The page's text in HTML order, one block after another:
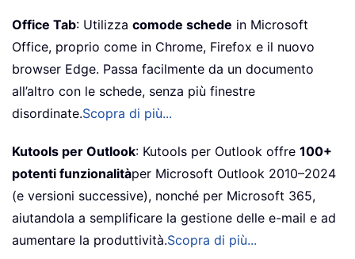
Office Tab: Utilizza comode schede in Microsoft
Office, proprio come in Chrome, Firefox e il nuovo
browser Edge. Passa facilmente da un documento
all’altro con le schede, senza più finestre
disordinate.Scopra di più...
Kutools per Outlook: Kutools per Outlook offre 100+
potenti funzionalitàper Microsoft Outlook 2010–2024
(e versioni successive), nonché per Microsoft 365,
aiutandola a semplificare la gestione delle e-mail e ad
aumentare la produttività.Scopra di più...